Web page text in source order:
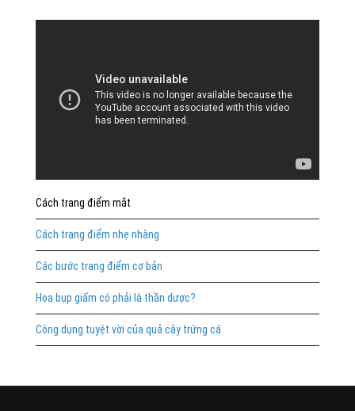
Cách trang điểm mắt
Cách trang điểm nhẹ nhàng
Các bước trang điểm cơ bản
Hoa bụp giấm có phải là thần dược?
Công dụng tuyệt vời của quả cây trứng cá